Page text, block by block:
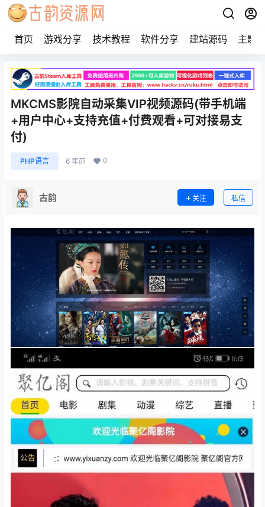
首页 游戏分享 技术教程 软件分享 建站源码 主题
MKCMS影院自动采集VIP视频源码(带手机端
+用户中心+支持充值+付费观看+可对接易支
付)
PHP语言 6 年前 0
古韵 关注 私信